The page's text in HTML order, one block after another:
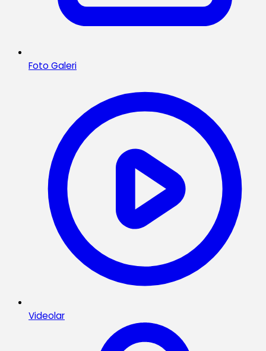
Foto Galeri
Videolar